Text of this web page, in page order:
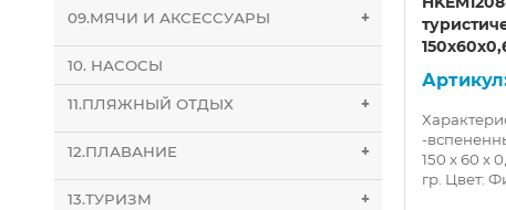
09.МЯЧИ И АКСЕССУАРЫ +
10. НАСОСЫ
11.ПЛЯЖНЫЙ ОТДЫХ +
12.ПЛАВАНИЕ +
13.ТУРИЗМ +
-
150 х 60 х
гр. Цвет: